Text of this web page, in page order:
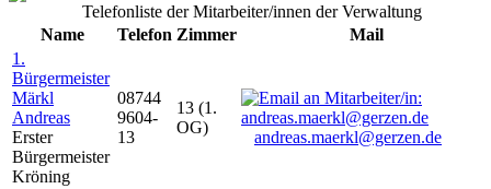
Telefonliste der Mitarbeiter/innen der Verwaltung
Name
Telefon Zimmer
Mail
1.
Bürgermeister
Märkl
Andreas
Erster
Bürgermeister
Kröning
08744
9604-
13
13 (1.
OG)
andreas.maerkl@gerzen.de